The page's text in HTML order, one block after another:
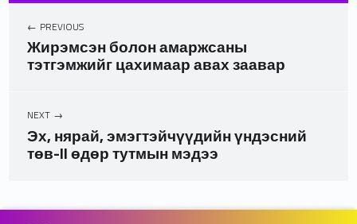
PREVIOUS
Жирэмсэн болон амаржсаны
тэтгэмжийг цахимаар авах заавар
NEXT
Эх, нярай, эмэгтэйчүүдийн үндэсний
төв-II өдөр тутмын мэдээ